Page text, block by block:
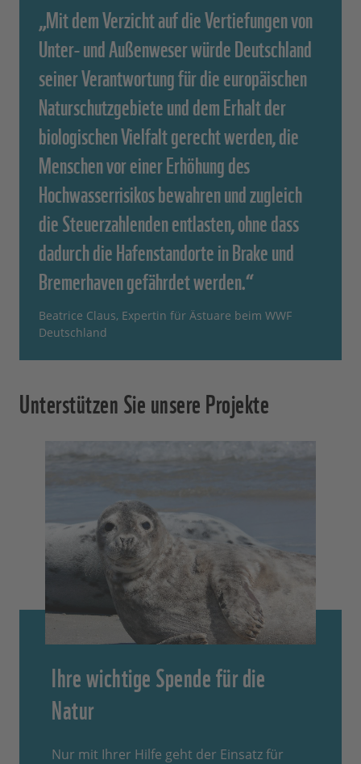
„Mit dem Verzicht auf die Vertiefungen von
Unter- und Außenweser würde Deutschland
seiner Verantwortung für die europäischen
Naturschutzgebiete und dem Erhalt der
biologischen Vielfalt gerecht werden, die
Menschen vor einer Erhöhung des
Hochwasserrisikos bewahren und zugleich
die Steuerzahlenden entlasten, ohne dass
dadurch die Hafenstandorte in Brake und
Bremerhaven gefährdet werden.“
Beatrice Claus, Expertin für Ästuare beim WWF
Deutschland
Unterstützen Sie unsere Projekte
Ihre wichtige Spende für die
Natur
Nur mit Ihrer Hilfe geht der Einsatz für